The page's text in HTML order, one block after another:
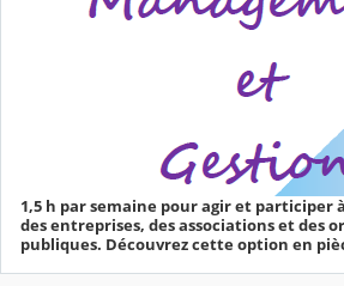
1,5 h par semaine pour agir et participer
des entreprises, des associations et des
publiques. Découvrez cette option en